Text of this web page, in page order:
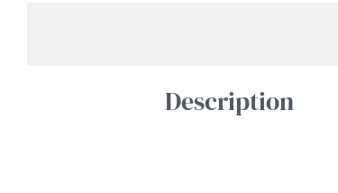
Description